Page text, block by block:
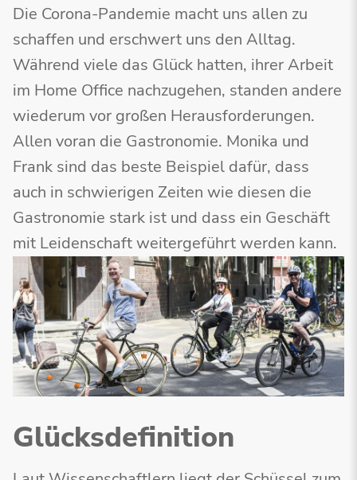
Die Corona-Pandemie macht uns allen zu
schaffen und erschwert uns den Alltag.
Während viele das Glück hatten, ihrer Arbeit
im Home Office nachzugehen, standen andere
wiederum vor großen Herausforderungen.
Allen voran die Gastronomie. Monika und
Frank sind das beste Beispiel dafür, dass
auch in schwierigen Zeiten wie diesen die
Gastronomie stark ist und dass ein Geschäft
mit Leidenschaft weitergeführt werden kann.
Glücksdefinition